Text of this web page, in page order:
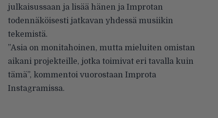
julkaisussaan ja lisää hänen ja Improtan
todennäköisesti jatkavan yhdessä musiikin
tekemistä.
”Asia on monitahoinen, mutta mieluiten omistan
aikani projekteille, jotka toimivat eri tavalla kuin
tämä”, kommentoi vuorostaan Improta
Instagramissa.